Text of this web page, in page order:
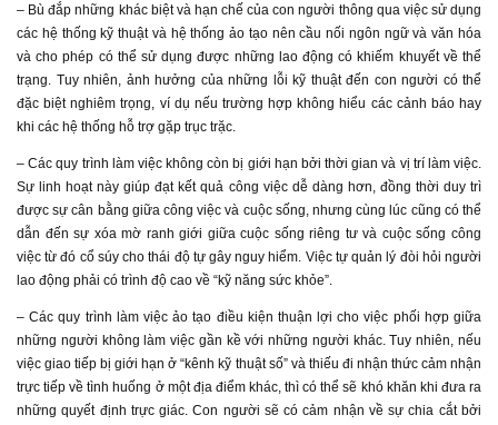
– Bù đắp những khác biệt và hạn chế của con người thông qua việc sử dụng
các hệ thống kỹ thuật và hệ thống ảo tạo nên cầu nối ngôn ngữ và văn hóa
và cho phép có thể sử dụng được những lao động có khiếm khuyết về thể
trạng. Tuy nhiên, ảnh hưởng của những lỗi kỹ thuật đến con người có thể
đặc biệt nghiêm trọng, ví dụ nếu trường hợp không hiểu các cảnh báo hay
khi các hệ thống hỗ trợ gặp trục trặc.
– Các quy trình làm việc không còn bị giới hạn bởi thời gian và vị trí làm việc.
Sự linh hoạt này giúp đạt kết quả công việc dễ dàng hơn, đồng thời duy trì
được sự cân bằng giữa công việc và cuộc sống, nhưng cùng lúc cũng có thể
dẫn đến sự xóa mờ ranh giới giữa cuộc sống riêng tư và cuộc sống công
việc từ đó cổ súy cho thái độ tự gây nguy hiểm. Việc tự quản lý đòi hỏi người
lao động phải có trình độ cao về “kỹ năng sức khỏe”.
– Các quy trình làm việc ảo tạo điều kiện thuận lợi cho việc phối hợp giữa
những người không làm việc gần kề với những người khác. Tuy nhiên, nếu
việc giao tiếp bị giới hạn ở “kênh kỹ thuật số” và thiếu đi nhận thức cảm nhận
trực tiếp về tình huống ở một địa điểm khác, thì có thể sẽ khó khăn khi đưa ra
những quyết định trực giác. Con người sẽ có cảm nhận về sự chia cắt bởi